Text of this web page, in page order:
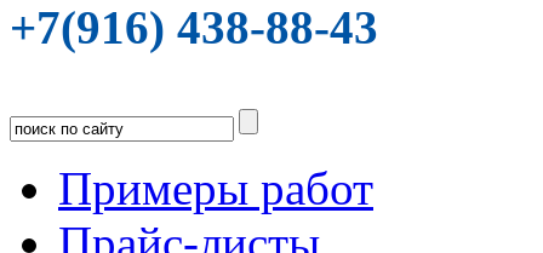
+7(916) 438-88-43
Примеры работ